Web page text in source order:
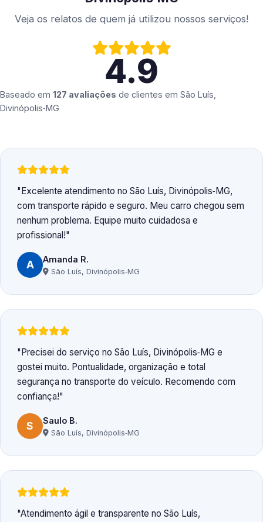
Veja os relatos de quem já utilizou nossos serviços!
4.9
Baseado em 127 avaliações de clientes em São Luís,
Divinópolis‑MG
Excelente atendimento no São Luís, Divinópolis‑MG,
com transporte rápido e seguro. Meu carro chegou sem
nenhum problema. Equipe muito cuidadosa e
profissional!
A Amanda R.
São Luís, Divinópolis‑MG
Precisei do serviço no São Luís, Divinópolis‑MG e
gostei muito. Pontualidade, organização e total
segurança no transporte do veículo. Recomendo com
confiança!
S Saulo B.
São Luís, Divinópolis‑MG
Atendimento ágil e transparente no São Luís,